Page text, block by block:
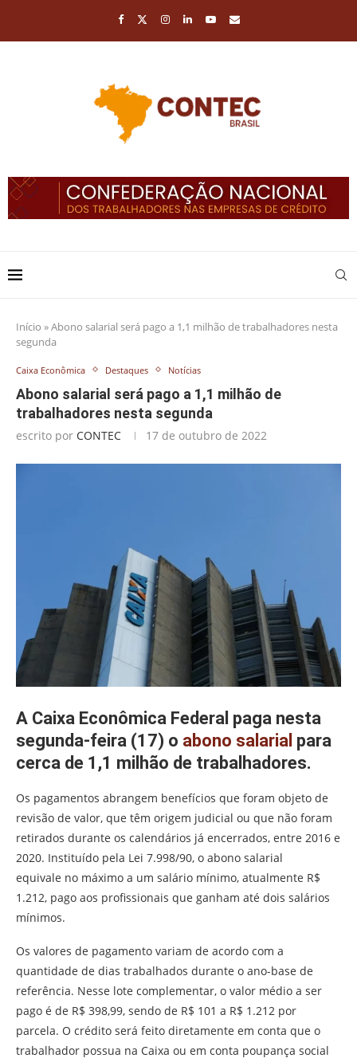
Início »Abono salarial será pago a 1,1 milhão de trabalhadores nesta
segunda
Caixa Econômica Destaques Notícias
Abono salarial será pago a 1,1 milhão de
trabalhadores nesta segunda
escrito por CONTEC 17 de outubro de 2022
A Caixa Econômica Federal paga nesta
segunda-feira (17) o abono salarial para
cerca de 1,1 milhão de trabalhadores.
Os pagamentos abrangem benefícios que foram objeto de
revisão de valor, que têm origem judicial ou que não foram
retirados durante os calendários já encerrados, entre 2016 e
2020. Instituído pela Lei 7.998/90, o abono salarial
equivale no máximo a um salário mínimo, atualmente R$
1.212, pago aos profissionais que ganham até dois salários
mínimos.
Os valores de pagamento variam de acordo com a
quantidade de dias trabalhados durante o ano-base de
referência. Nesse lote complementar, o valor médio a ser
pago é de R$ 398,99, sendo de R$ 101 a R$ 1.212 por
parcela. O crédito será feito diretamente em conta que o
trabalhador possua na Caixa ou em conta poupança social